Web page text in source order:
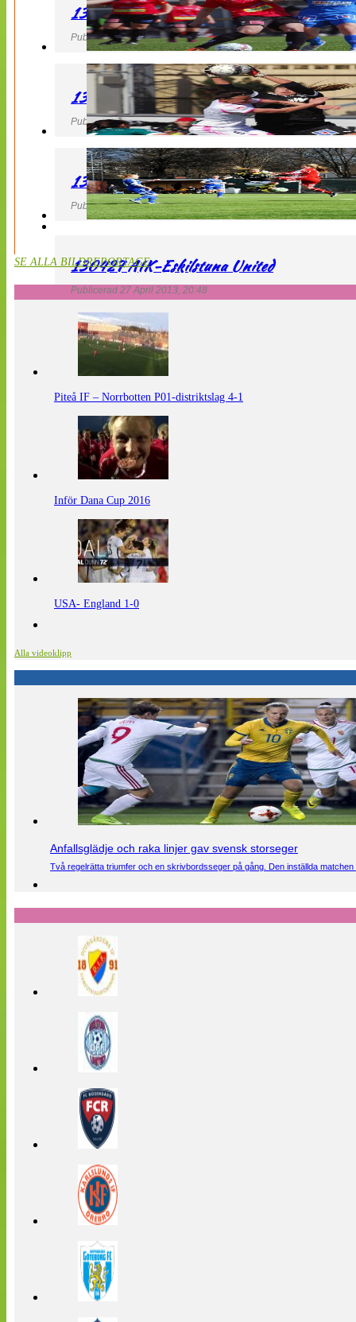
130427 LB 07 – QBIK
Publicerad 27 April 2013, 22:40
130427 IF Limhamn Bunkeflo – QBIK
Publicerad 27 April 2013, 21:10
130427 LdB FC Malmö – Mallbackens IF
Publicerad 27 April 2013, 20:54
130427 AIK-Eskilstuna United
Publicerad 27 April 2013, 20:48
SE ALLA BILDREPORTAGE
Piteå IF – Norrbotten P01-distriktslag 4-1
Inför Dana Cup 2016
USA- England 1-0
Alla videoklipp
Anfallsglädje och raka linjer gav svensk storseger
Två regelrätta triumfer och en skrivbordsseger på gång. Den inställda